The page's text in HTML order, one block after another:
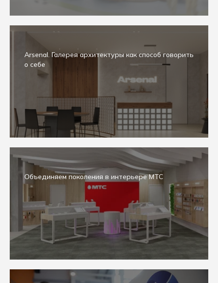
Образование
Аналитика и бренд-стратегия
Дизайн интерьеров
HR-брендинг
Разработка бренда
Ребрендинг
Digital
Дизайн упаковки
Полиграфия
Retail-брендинг
Arsenal. Галерея архитектуры как способ говорить
о себе
Объединяем поколения в интерьере МТС